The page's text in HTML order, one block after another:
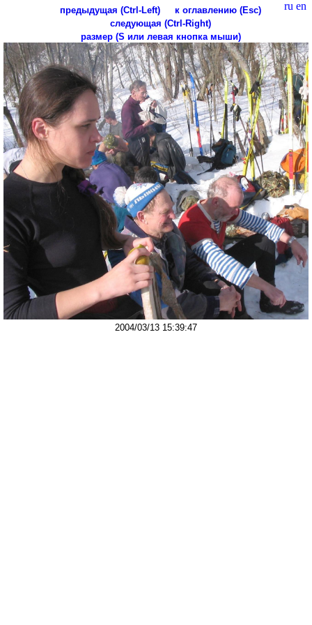
ru en
предыдущая (Ctrl-Left)
к оглавлению (Esc)
следующая (Ctrl-Right)
размер (S или левая кнопка мыши)
2004/03/13 15:39:47